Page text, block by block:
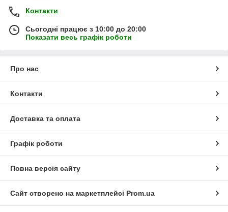
Контакти
Сьогодні працює з 10:00 до 20:00
Показати весь графік роботи
Про нас
Контакти
Доставка та оплата
Графік роботи
Повна версія сайту
Сайт створено на маркетплейсі Prom.ua